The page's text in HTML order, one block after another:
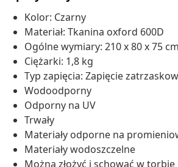
Kolor: Czarny
Materiał: Tkanina oxford 600D
Ogólne wymiary: 210 x 80 x 75
Ciężarki: 1,8 kg
Typ zapięcia: Zapięcie
Wodoodporny
Odporny na UV
Trwały
Materiały odporne na
Materiały wodoszczelne
Można złożyć i schować w torbie